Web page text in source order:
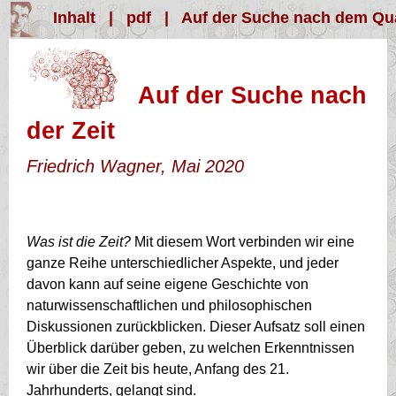
Inhalt| pdf Auf der Suche nach dem
Auf der Suche nach
der Zeit
Friedrich Wagner, Mai 2020
Was ist die Zeit? Mit diesem Wort verbinden wir eine
ganze Reihe unterschiedlicher Aspekte, und jeder
davon kann auf seine eigene Geschichte von
naturwissenschaftlichen und philosophischen
Diskussionen zurückblicken. Dieser Aufsatz soll einen
Überblick darüber geben, zu welchen Erkenntnissen
wir über die Zeit bis heute, Anfang des 21.
Jahrhunderts, gelangt sind.